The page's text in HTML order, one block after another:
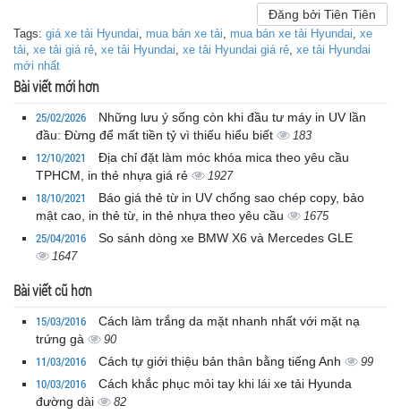
Đăng bởi Tiên Tiên
Tags: giá xe tải Hyundai mua bán xe tải mua bán xe tải Hyundai xe
tải xe tải giá rẻ xe tải Hyundai xe tải Hyundai giá rẻ xe tải Hyundai
mới nhất
Bài viết mới hơn
25/02/2026
Những lưu ý sống còn khi đầu tư máy in UV lần
đầu: Đừng để mất tiền tỷ vì thiếu hiểu biết
183
12/10/2021
Địa chỉ đặt làm móc khóa mica theo yêu cầu
TPHCM, in thẻ nhựa giá rẻ
1927
18/10/2021
Báo giá thẻ từ in UV chống sao chép copy, bảo
mật cao, in thẻ từ, in thẻ nhựa theo yêu cầu
1675
25/04/2016 So sánh dòng xe BMW X6 và Mercedes GLE
1647
Bài viết cũ hơn
15/03/2016
Cách làm trắng da mặt nhanh nhất với mặt nạ
trứng gà
90
11/03/2016 Cách tự giới thiệu bản thân bằng tiếng Anh 99
10/03/2016
Cách khắc phục mỏi tay khi lái xe tải Hyunda
đường dài
82